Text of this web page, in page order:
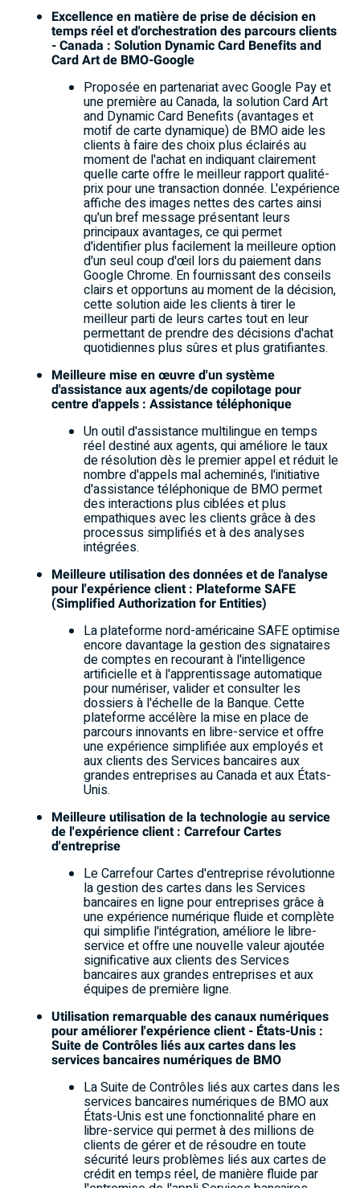
Excellence en matière de prise de décision en
temps réel et d'orchestration des parcours clients
- Canada : Solution Dynamic Card Benefits and
Card Art de BMO-Google
Proposée en partenariat avec Google Pay et
une première au Canada, la solution Card Art
and Dynamic Card Benefits (avantages et
motif de carte dynamique) de BMO aide les
clients à faire des choix plus éclairés au
moment de l'achat en indiquant clairement
quelle carte offre le meilleur rapport qualité-
prix pour une transaction donnée. L'expérience
affiche des images nettes des cartes ainsi
qu'un bref message présentant leurs
principaux avantages, ce qui permet
d'identifier plus facilement la meilleure option
d'un seul coup d'œil lors du paiement dans
Google Chrome. En fournissant des conseils
clairs et opportuns au moment de la décision,
cette solution aide les clients à tirer le
meilleur parti de leurs cartes tout en leur
permettant de prendre des décisions d'achat
quotidiennes plus sûres et plus gratifiantes.
Meilleure mise en œuvre d'un système
d'assistance aux agents/de copilotage pour
centre d'appels : Assistance téléphonique
Un outil d'assistance multilingue en temps
réel destiné aux agents, qui améliore le taux
de résolution dès le premier appel et réduit le
nombre d'appels mal acheminés, l'initiative
d'assistance téléphonique de BMO permet
des interactions plus ciblées et plus
empathiques avec les clients grâce à des
processus simplifiés et à des analyses
intégrées.
Meilleure utilisation des données et de l'analyse
pour l'expérience client : Plateforme SAFE
(Simplified Authorization for Entities)
La plateforme nord-américaine SAFE optimise
encore davantage la gestion des signataires
de comptes en recourant à l'intelligence
artificielle et à l'apprentissage automatique
pour numériser, valider et consulter les
dossiers à l'échelle de la Banque. Cette
plateforme accélère la mise en place de
parcours innovants en libre-service et offre
une expérience simplifiée aux employés et
aux clients des Services bancaires aux
grandes entreprises au Canada et aux États-
Unis.
Meilleure utilisation de la technologie au service
de l'expérience client : Carrefour Cartes
d'entreprise
Le Carrefour Cartes d'entreprise révolutionne
la gestion des cartes dans les Services
bancaires en ligne pour entreprises grâce à
une expérience numérique fluide et complète
qui simplifie l'intégration, améliore le libre-
service et offre une nouvelle valeur ajoutée
significative aux clients des Services
bancaires aux grandes entreprises et aux
équipes de première ligne.
Utilisation remarquable des canaux numériques
pour améliorer l'expérience client - États-Unis :
Suite de Contrôles liés aux cartes dans les
services bancaires numériques de BMO
La Suite de Contrôles liés aux cartes dans les
services bancaires numériques de BMO aux
États-Unis est une fonctionnalité phare en
libre-service qui permet à des millions de
clients de gérer et de résoudre en toute
sécurité leurs problèmes liés aux cartes de
crédit en temps réel, de manière fluide par